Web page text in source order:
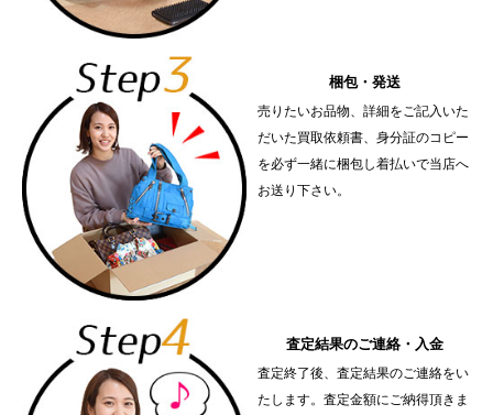
梱包・発送
売りたいお品物、詳細をご記入いた
だいた買取依頼書、身分証のコピー
を必ず一緒に梱包し着払いで当店へ
お送り下さい。
査定結果のご連絡・入金
査定終了後、査定結果のご連絡をい
たします。査定金額にご納得頂きま